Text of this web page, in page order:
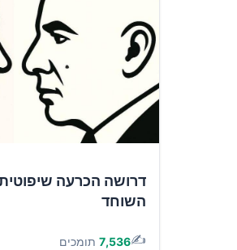
דרושה הכרעה
השוחד
✍️
7,536 תומכים